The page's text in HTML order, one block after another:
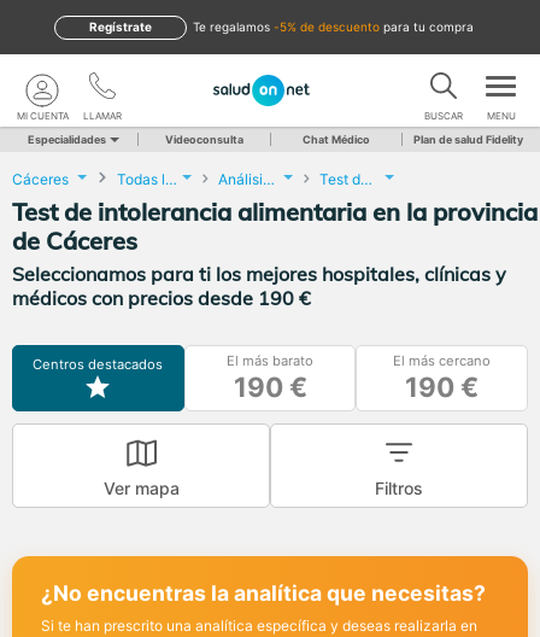
te regalamos -5% de descuento para tu compra
Regístrate
LLAMAR
MI CUENTA BUSCAR MENU
Especialidades Videoconsulta Chat Médico Plan de salud Fidelity
Cáceres Todas las localidades Análisis Clínicos Test de intolerancia alimentaria
Test de intolerancia alimentaria en la provincia
de Cáceres
Seleccionamos para ti los mejores hospitales, clínicas y
médicos con precios desde 190 €
Centros destacados El más barato
190 €
El más cercano
190 €
Ver mapa Filtros
¿No encuentras la analítica que necesitas?
Si te han prescrito una analítica específica y deseas realizarla en